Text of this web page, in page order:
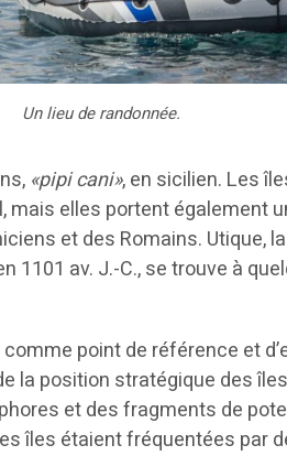
Un lieu de randonnée.
«pipi cani», en sicilien. Les
mais elles portent également
et des Romains. Utique,
1101 av. J.-C., se trouve à
point de référence et
la position stratégique des
et des fragments de
îles étaient fréquentées par